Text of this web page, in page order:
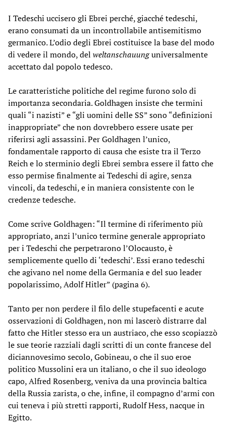
I Tedeschi uccisero gli Ebrei perché, giacché tedeschi,
erano consumati da un incontrollabile antisemitismo
germanico. L’odio degli Ebrei costituisce la base del modo
di vedere il mondo, del weltanschauunguniversalmente
accettato dal popolo tedesco.
Le caratteristiche politiche del regime furono solo di
importanza secondaria. Goldhagen insiste che termini
quali “i nazisti” e “gli uomini delle SS” sono “definizioni
inappropriate” che non dovrebbero essere usate per
riferirsi agli assassini. Per Goldhagen l’unico,
fondamentale rapporto di causa che esiste tra il Terzo
Reich e lo sterminio degli Ebrei sembra essere il fatto che
esso permise finalmente ai Tedeschi di agire, senza
vincoli, da tedeschi, e in maniera consistente con le
credenze tedesche.
Come scrive Goldhagen: “Il termine di riferimento più
appropriato, anzi l’unico termine generale appropriato
per i Tedeschi che perpetrarono l’Olocausto, è
semplicemente quello di ‘tedeschi’. Essi erano tedeschi
che agivano nel nome della Germania e del suo leader
popolarissimo, Adolf Hitler” (pagina 6).
Tanto per non perdere il filo delle stupefacenti e acute
osservazioni di Goldhagen, non mi lascerò distrarre dal
fatto che Hitler stesso era un austriaco, che esso scopiazzò
le sue teorie razziali dagli scritti di un conte francese del
diciannovesimo secolo, Gobineau, o che il suo eroe
politico Mussolini era un italiano, o che il suo ideologo
capo, Alfred Rosenberg, veniva da una provincia baltica
della Russia zarista, o che, infine, il compagno d’armi con
cui teneva i più stretti rapporti, Rudolf Hess, nacque in
Egitto.